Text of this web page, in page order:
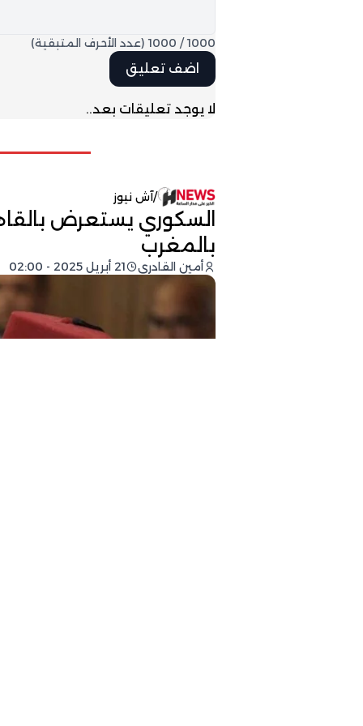
1000
/
1000 (عدد الأحرف المتبقية)
لا يوجد تعليقات بعد..
/آش نيوز
السكوري يستعرض
بالمغرب
أمين القادري 21 أبريل 2025 - 02:00